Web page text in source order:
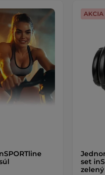
set
zelený
AKCIA